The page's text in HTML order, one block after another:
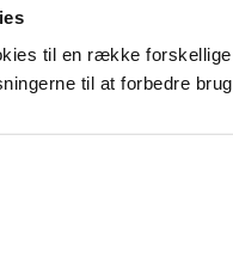
til en række
til at forbedre